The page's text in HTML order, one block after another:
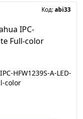
Код:abi33
HFW1239S-A-LED-
color